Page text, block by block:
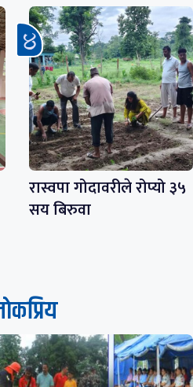
रास्वपा गोदावरीले रोप्यो ३५
सय बिरुवा